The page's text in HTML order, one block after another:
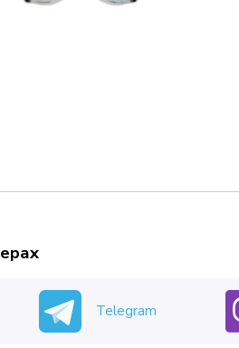
Telegram